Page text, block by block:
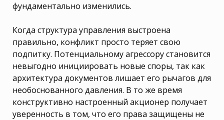
фундаментально изменились.
Когда структура управления выстроена
правильно, конфликт просто теряет свою
подпитку. Потенциальному агрессору становится
невыгодно инициировать новые споры, так как
архитектура документов лишает его рычагов для
необоснованного давления. В то же время
конструктивно настроенный акционер получает
уверенность в том, что его права защищены не